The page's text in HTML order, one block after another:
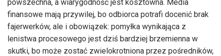
powszechna, a wiarygodność jest kosztowna. Media
finansowe mają przywilej, bo odbiorca potrafi docenić brak
fajerwerków, ale i obowiązek: pomyłka wynikająca z
lenistwa procesowego jest dziś bardziej brzemienna w
skutki, bo może zostać zwielokrotniona przez pośredników,